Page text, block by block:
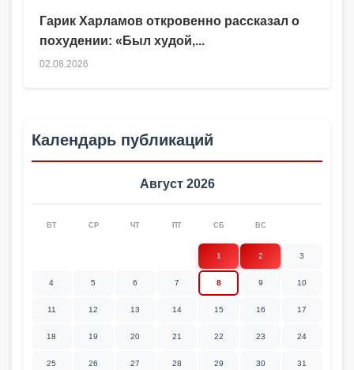
Гарик Харламов откровенно рассказал о
похудении: «Был худой,...
02.08.2026
Календарь публикаций
Август 2026
ВТ СР ЧТ ПТ СБ ВС
1 2 3
4 5 6 7 8 9 10
11 12 13 14 15 16 17
18 19 20 21 22 23 24
25 26 27 28 29 30 31